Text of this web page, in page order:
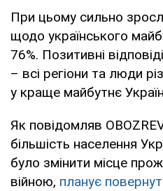
При цьому сильно
щодо українського
76%. Позитивні
– всі регіони та люди
у краще майбутнє
Як повідомляв
більшість населення
було змінити місце
війною, планує